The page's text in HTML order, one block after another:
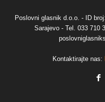
Poslovni glasnik d.o.o. - ID
Sarajevo - Tel. 033 710
Kontaktirajte nas: